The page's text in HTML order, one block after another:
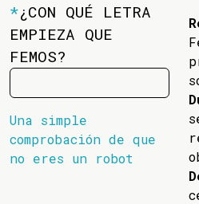
*¿CON QUÉ LETRA
EMPIEZA QUE
FEMOS?
Una simple
comprobación de que
no eres un robot